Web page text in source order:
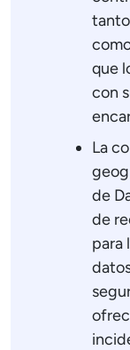
que
con
La
de
de
para